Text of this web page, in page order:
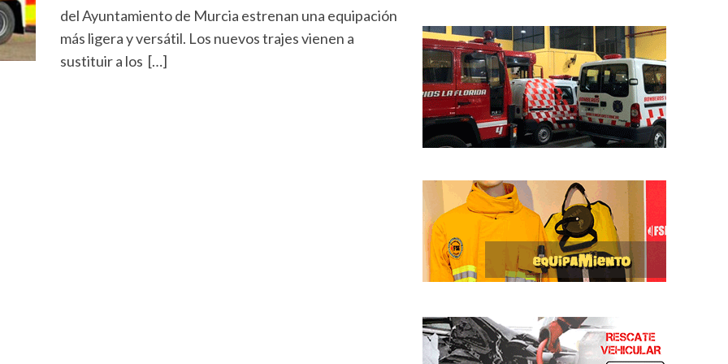
del Ayuntamiento de Murcia estrenan una equipación
más ligera y versátil. Los nuevos trajes vienen a
sustituir a los […]